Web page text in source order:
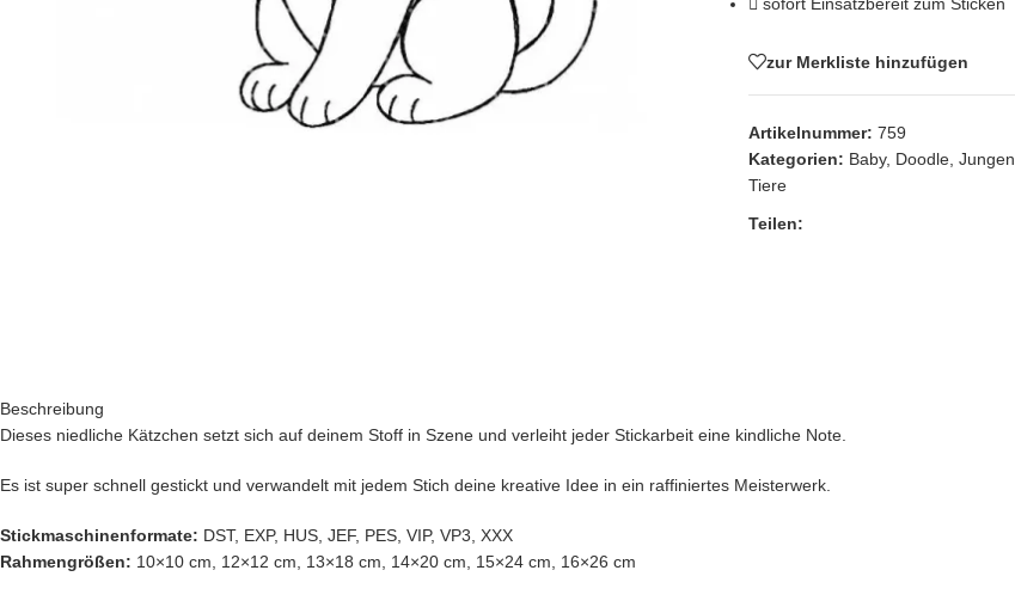
zur Merkliste hinzufügen
Artikelnummer: 759
Kategorien: Baby, Doodle, Jungen
Tiere
Teilen:
Beschreibung
Dieses niedliche Kätzchen setzt sich auf deinem Stoff in Szene und verleiht jeder Stickarbeit eine kindliche Note.
Es ist super schnell gestickt und verwandelt mit jedem Stich deine kreative Idee in ein raffiniertes Meisterwerk.
Stickmaschinenformate: DST, EXP, HUS, JEF, PES, VIP, VP3, XXX
Rahmengrößen: 10×10 cm, 12×12 cm, 13×18 cm, 14×20 cm, 15×24 cm, 16×26 cm